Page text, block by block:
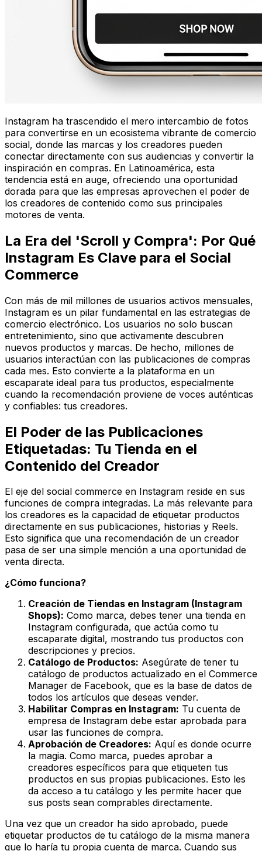
Instagram ha trascendido el mero intercambio de fotos
para convertirse en un ecosistema vibrante de comercio
social, donde las marcas y los creadores pueden
conectar directamente con sus audiencias y convertir la
inspiración en compras. En Latinoamérica, esta
tendencia está en auge, ofreciendo una oportunidad
dorada para que las empresas aprovechen el poder de
los creadores de contenido como sus principales
motores de venta.
La Era del 'Scroll y Compra': Por Qué
Instagram Es Clave para el Social
Commerce
Con más de mil millones de usuarios activos mensuales,
Instagram es un pilar fundamental en las estrategias de
comercio electrónico. Los usuarios no solo buscan
entretenimiento, sino que activamente descubren
nuevos productos y marcas. De hecho, millones de
usuarios interactúan con las publicaciones de compras
cada mes. Esto convierte a la plataforma en un
escaparate ideal para tus productos, especialmente
cuando la recomendación proviene de voces auténticas
y confiables: tus creadores.
El Poder de las Publicaciones
Etiquetadas: Tu Tienda en el
Contenido del Creador
El eje del social commerce en Instagram reside en sus
funciones de compra integradas. La más relevante para
los creadores es la capacidad de etiquetar productos
directamente en sus publicaciones, historias y Reels.
Esto significa que una recomendación de un creador
pasa de ser una simple mención a una oportunidad de
venta directa.
¿Cómo funciona?
Creación de Tiendas en Instagram (Instagram
Shops): Como marca, debes tener una tienda en
Instagram configurada, que actúa como tu
escaparate digital, mostrando tus productos con
descripciones y precios.
Catálogo de Productos: Asegúrate de tener tu
catálogo de productos actualizado en el Commerce
Manager de Facebook, que es la base de datos de
todos los artículos que deseas vender.
Habilitar Compras en Instagram: Tu cuenta de
empresa de Instagram debe estar aprobada para
usar las funciones de compra.
Aprobación de Creadores: Aquí es donde ocurre
la magia. Como marca, puedes aprobar a
creadores específicos para que etiqueten tus
productos en sus propias publicaciones. Esto les
da acceso a tu catálogo y les permite hacer que
sus posts sean comprables directamente.
Una vez que un creador ha sido aprobado, puede
etiquetar productos de tu catálogo de la misma manera
que lo haría tu propia cuenta de marca. Cuando sus